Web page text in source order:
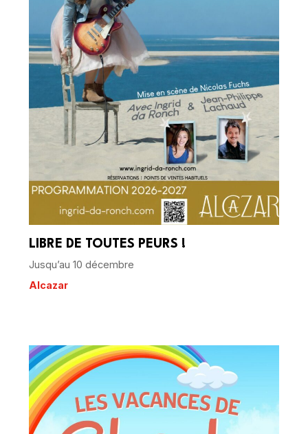
LIBRE DE TOUTES PEURS !
Jusqu’au 10 décembre
Alcazar